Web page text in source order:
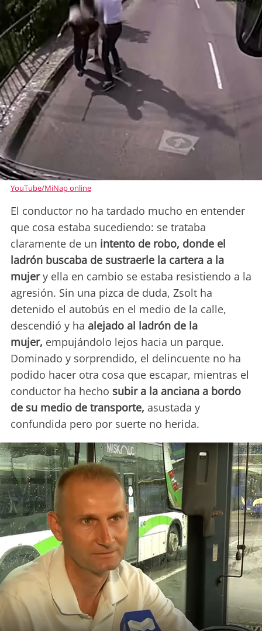
YouTube/MiNap online
El conductor no ha tardado mucho en entender
que cosa estaba sucediendo: se trataba
claramente de un intento de robo, donde el
ladrón buscaba de sustraerle la cartera a la
mujery ella en cambio se estaba resistiendo a la
agresión. Sin una pizca de duda, Zsolt ha
detenido el autobús en el medio de la calle,
descendió y ha alejado al ladrón de la
mujer, empujándolo lejos hacia un parque.
Dominado y sorprendido, el delincuente no ha
podido hacer otra cosa que escapar, mientras el
conductor ha hecho subir a la anciana a bordo
de su medio de transporte, asustada y
confundida pero por suerte no herida.